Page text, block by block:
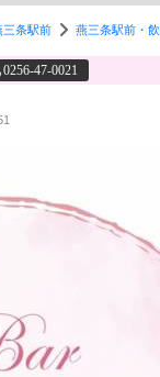
三条駅前 燕三条駅前・
0256-47-0021